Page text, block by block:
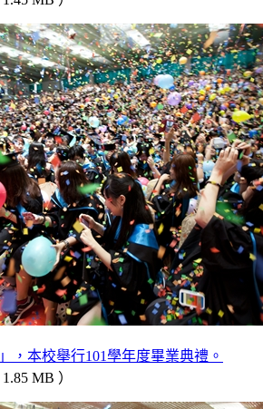
，本校舉行101學年度畢業典禮。
MB ）